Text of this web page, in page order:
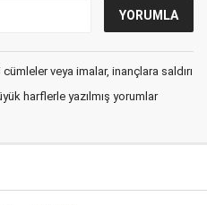
veya imalar, inançlara saldırı
harflerle yazılmış yorumlar